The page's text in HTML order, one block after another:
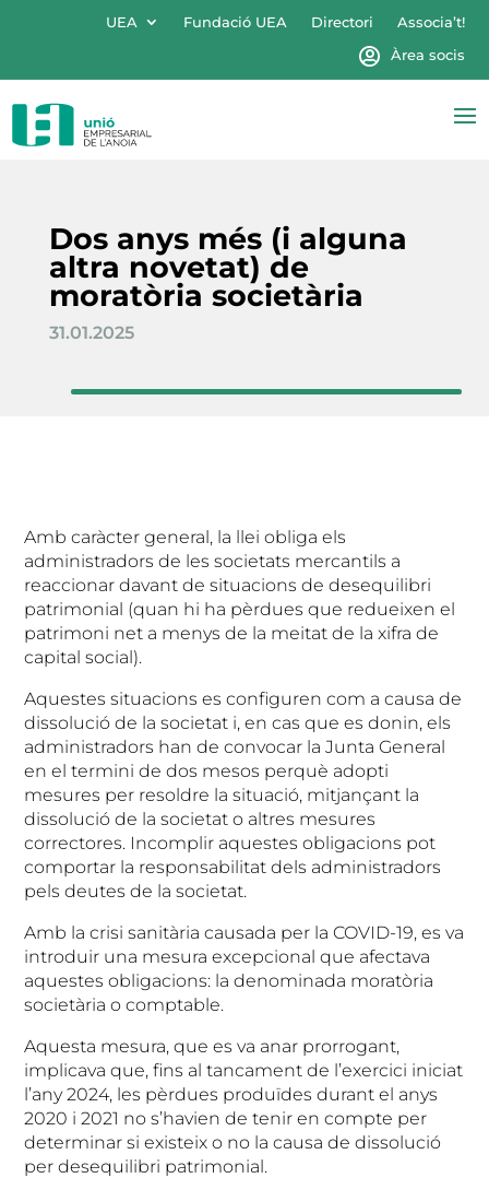
UEA Fundació UEA Directori
Associa’t!
Àrea socis
Dos anys més (i alguna
altra novetat) de
moratòria societària
31.01.2025
Amb caràcter general, la llei obliga els
administradors de les societats mercantils a
reaccionar davant de situacions de desequilibri
patrimonial (quan hi ha pèrdues que redueixen el
patrimoni net a menys de la meitat de la xifra de
capital social).
Aquestes situacions es configuren com a causa de
dissolució de la societat i, en cas que es donin, els
administradors han de convocar la Junta General
en el termini de dos mesos perquè adopti
mesures per resoldre la situació, mitjançant la
dissolució de la societat o altres mesures
correctores. Incomplir aquestes obligacions pot
comportar la responsabilitat dels administradors
pels deutes de la societat.
Amb la crisi sanitària causada per la COVID-19, es va
introduir una mesura excepcional que afectava
aquestes obligacions: la denominada moratòria
societària o comptable.
Aquesta mesura, que es va anar prorrogant,
implicava que, fins al tancament de l’exercici iniciat
l’any 2024, les pèrdues produïdes durant el anys
2020 i 2021 no s’havien de tenir en compte per
determinar si existeix o no la causa de dissolució
per desequilibri patrimonial.